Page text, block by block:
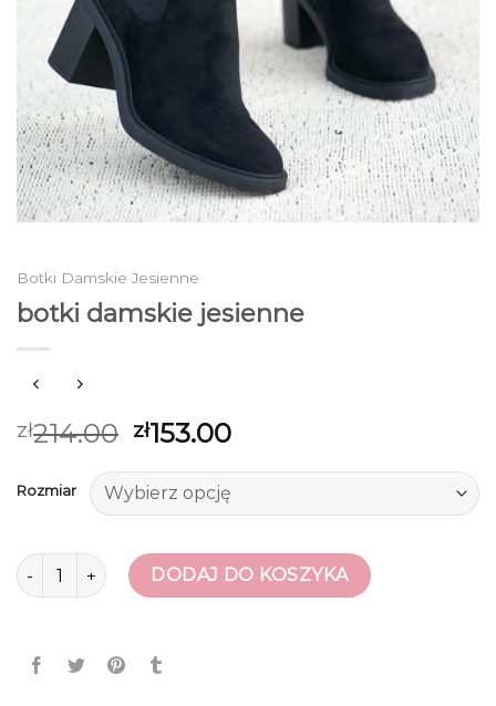
Botki Damskie Jesienne
botki damskie jesienne
zł214.00 zł153.00
Rozmiar
ilość botki damskie jesienneDODAJ DO KOSZYKA